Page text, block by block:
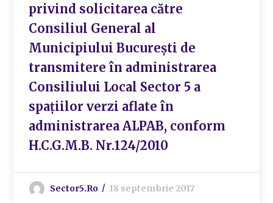
privind solicitarea către
Consiliul General al
Municipiului București de
transmitere în administrarea
Consiliului Local Sector 5 a
spațiilor verzi aflate în
administrarea ALPAB, conform
H.C.G.M.B. Nr.124/2010
Sector5.ro 18 septembrie 2017